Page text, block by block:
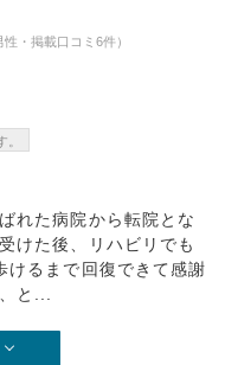
・掲載口コミ6件）
。
れた病院から転院とな
けた後、リハビリでも
けるまで回復できて感謝
と...